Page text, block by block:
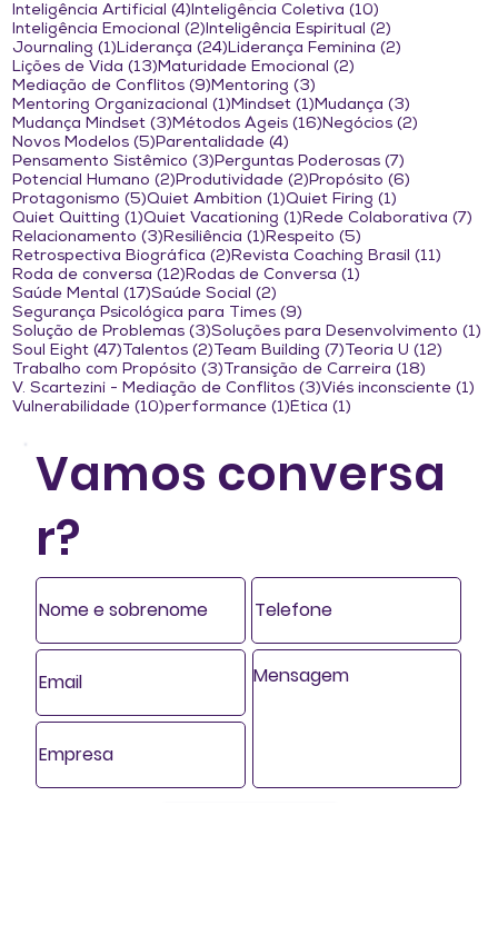
Inteligência Artificial (4) 4 posts
Inteligência Coletiva (10)
Inteligência Emocional (2) 2 posts
Inteligência Espiritual (2)
Journaling (1) 1 post
Liderança (24) 24 posts
Liderança Feminina (2)
Lições de Vida (13) 13 posts
Maturidade Emocional (2)
Mediação de Conflitos (9) 9 posts
Mentoring (3)
Mentoring Organizacional (1) 1 post
Mindset (1) 1 post
Mudança (3)
Mudança Mindset (3) 3 posts
Métodos Ágeis (16) 16 posts
Negócios (2)
Novos Modelos (5) 5 posts
Parentalidade (4)
Pensamento Sistêmico (3) 3 posts
Perguntas Poderosas (7)
Potencial Humano (2) 2 posts
Produtividade (2) 2 posts
Propósito (6)
Protagonismo (5)5 posts
Quiet Ambition (1)1 post
Quiet Firing (1)
Quiet Quitting (1)1 post
Quiet Vacationing (1) 1 post
Rede Colaborativa (7)
Relacionamento (3) 3 posts
Resiliência (1) 1 post
Respeito (5)
Retrospectiva Biográfica (2) 2 posts
Revista Coaching Brasil (11)
Roda de conversa (12) 12 posts
Rodas de Conversa (1)
Saúde Mental (17)17 posts
Saúde Social (2)
Segurança Psicológica para Times (9)
Solução de Problemas (3)3 posts
Soluções para Desenvolvimento (1)
Soul Eight (47)47 posts
Talentos (2)2 posts
Team Building (7)7 posts
Teoria U (12)
Trabalho com Propósito (3)3 posts
Transição de Carreira (18)
V. Scartezini - Mediação de Conflitos (3)3 posts
Viés inconsciente (1)
Vulnerabilidade (10)10 posts
performance (1) 1 post
Ética (1)
Vamos conversa
r?